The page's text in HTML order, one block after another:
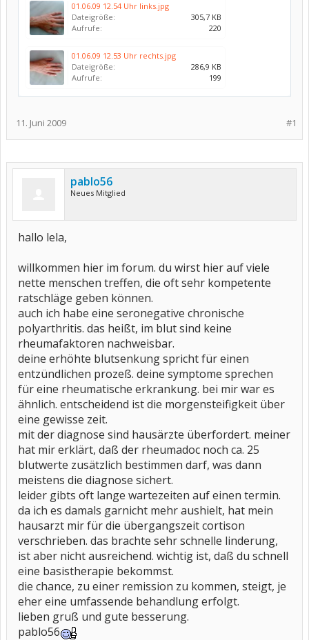
01.06.09 12.54 Uhr links.jpg
Dateigröße:
305,7 KB
Aufrufe:
220
01.06.09 12.53 Uhr rechts.jpg
Dateigröße:
286,9 KB
Aufrufe:
199
#1
11. Juni 2009
pablo56
Neues Mitglied
hallo lela,
willkommen hier im forum. du wirst hier auf viele
nette menschen treffen, die oft sehr kompetente
ratschläge geben können.
auch ich habe eine seronegative chronische
polyarthritis. das heißt, im blut sind keine
rheumafaktoren nachweisbar.
deine erhöhte blutsenkung spricht für einen
entzündlichen prozeß. deine symptome sprechen
für eine rheumatische erkrankung. bei mir war es
ähnlich. entscheidend ist die morgensteifigkeit über
eine gewisse zeit.
mit der diagnose sind hausärzte überfordert. meiner
hat mir erklärt, daß der rheumadoc noch ca. 25
blutwerte zusätzlich bestimmen darf, was dann
meistens die diagnose sichert.
leider gibts oft lange wartezeiten auf einen termin.
da ich es damals garnicht mehr aushielt, hat mein
hausarzt mir für die übergangszeit cortison
verschrieben. das brachte sehr schnelle linderung,
ist aber nicht ausreichend. wichtig ist, daß du schnell
eine basistherapie bekommst.
die chance, zu einer remission zu kommen, steigt, je
eher eine umfassende behandlung erfolgt.
lieben gruß und gute besserung.
pablo56